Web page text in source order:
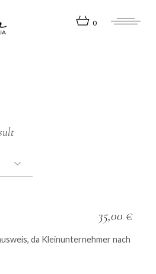
0
35,00 €
da Kleinunternehmer nach